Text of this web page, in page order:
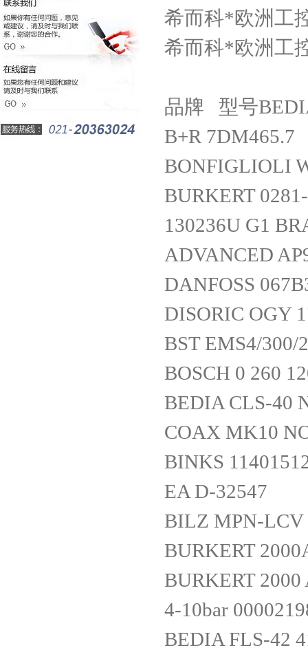
希而科*欧洲
希而科*欧洲
品牌 型号
B+R 7DM465.7
BONFIGLIOLI
BURKERT
130236U G1
ADVANCED
DANFOSS
DISORIC OGY
BST EMS4/300/
BOSCH 0 260
BEDIA CLS-40
COAX MK10
BINKS
EA D-32547
BILZ MPN-LCV
BURKERT
BURKERT 2000
4-10bar
BEDIA FLS-42